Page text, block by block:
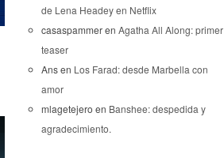
de Lena Headey en Netflix
casaspammeren Agatha All Along: primer
teaser
Ansen Los Farad: desde Marbella con
amor
mlagetejero en Banshee: despedida y
agradecimiento.